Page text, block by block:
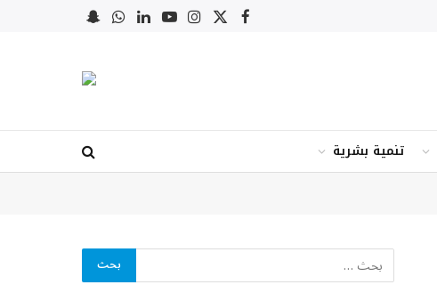
فيسبوك
X الانستغرام
يوتيوبلينكدإنواتسابSnapchat
تنمية بشرية